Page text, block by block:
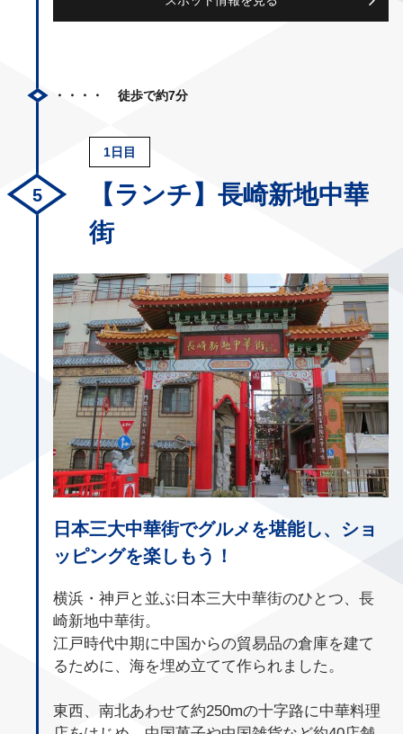
徒歩で約7分
1日目
【ランチ】長崎新地中華
街
日本三大中華街でグルメを堪能し、ショ
ッピングを楽しもう！
横浜・神戸と並ぶ日本三大中華街のひとつ、長
崎新地中華街。
江戸時代中期に中国からの貿易品の倉庫を建て
るために、海を埋め立てて作られました。
東西、南北あわせて約250mの十字路に中華料理